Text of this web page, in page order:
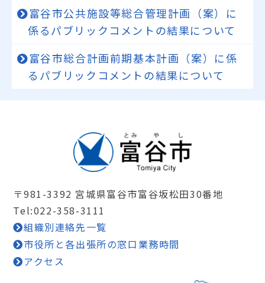
富谷市公共施設等総合管理計画（案）に
係るパブリックコメントの結果について
富谷市総合計画前期基本計画（案）に係
るパブリックコメントの結果について
〒981-3392 宮城県富谷市富谷坂松田30番地
Tel:022-358-3111
組織別連絡先一覧
市役所と各出張所の窓口業務時間
アクセス